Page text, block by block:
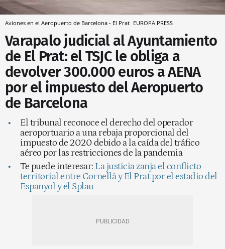
Aviones en el Aeropuerto de Barcelona - El Prat EUROPA PRESS
Varapalo judicial al Ayuntamiento
de El Prat: el TSJC le obliga a
devolver 300.000 euros a AENA
por el impuesto del Aeropuerto
de Barcelona
El tribunal reconoce el derecho del operador
aeroportuario a una rebaja proporcional del
impuesto de 2020 debido a la caída del tráfico
aéreo por las restricciones de la pandemia
Te puede interesar: La justicia zanja el conflicto
territorial entre Cornellà y El Prat por el estadio del
Espanyol y el Splau